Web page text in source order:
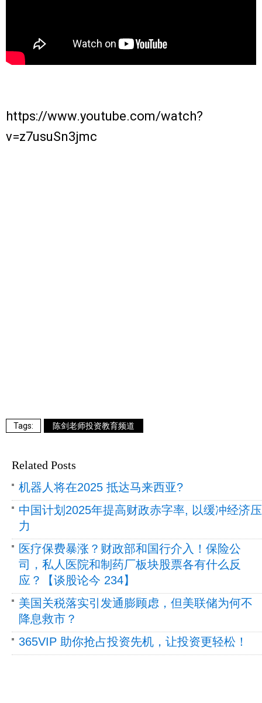
https://www.youtube.com/watch?
v=z7usuSn3jmc
陈剑老师投资教育频道
Related Posts
机器人将在2025 抵达马来西亚?
中国计划2025年提高财政赤字率, 以缓冲经济压
力
医疗保费暴涨？财政部和国行介入！保险公
司，私人医院和制药厂板块股票各有什么反
应？【谈股论今 234】
美国关税落实引发通膨顾虑，但美联储为何不
降息救市？
365VIP 助你抢占投资先机，让投资更轻松！